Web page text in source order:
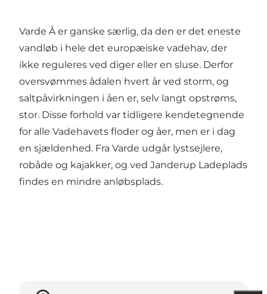
Varde Å er ganske særlig, da den er det eneste
vandløb i hele det europæiske vadehav, der
ikke reguleres ved diger eller en sluse. Derfor
oversvømmes ådalen hvert år ved storm, og
saltpåvirkningen i åen er, selv langt opstrøms,
stor. Disse forhold var tidligere kendetegnende
for alle Vadehavets floder og åer, men er i dag
en sjældenhed. Fra Varde udgår lystsejlere,
robåde og kajakker, og ved Janderup Ladeplads
findes en mindre anløbsplads.